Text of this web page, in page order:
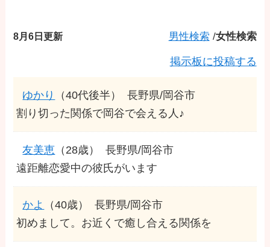
8月6日更新 男性検索 /女性検索
掲示板に投稿する
ゆかり （40代後半）
長野県/岡谷市
割り切った関係で岡谷で会える人♪
友美恵 （28歳）
長野県/岡谷市
遠距離恋愛中の彼氏がいます
かよ （40歳）
長野県/岡谷市
初めまして。お近くで癒し合える関係を